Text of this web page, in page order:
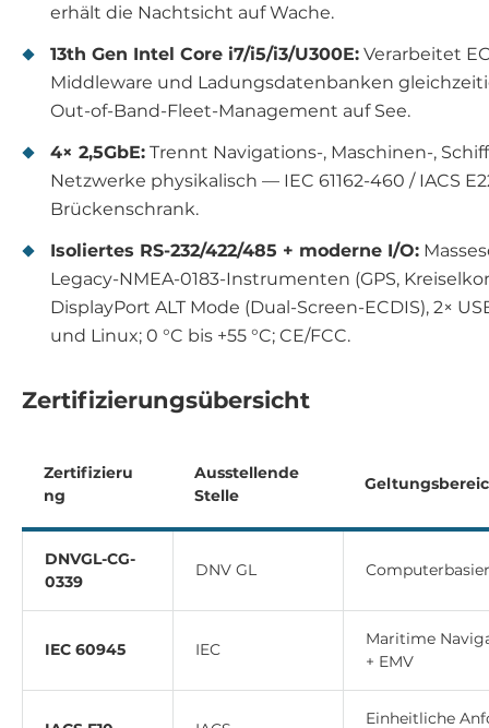
erhält die Nachtsicht auf Wache.
13th Gen Intel Core i7/i5/i3/U300E: Verarbeitet
Middleware und Ladungsdatenbanken
Out-of-Band-Fleet-Management auf See.
4× 2,5GbE: Trennt Navigations-, Maschinen-,
Netzwerke physikalisch — IEC 61162-460 / IACS
Brückenschrank.
Isoliertes RS-232/422/485 + moderne I/O:
Legacy-NMEA-0183-Instrumenten (GPS,
DisplayPort ALT Mode (Dual-Screen-ECDIS), 2×
und Linux; 0 °C bis +55 °C; CE/FCC.
Zertifizierungsübersicht
Zertifizieru
ng
Ausstellende
Stelle
DNVGL-CG-
0339
DNV GL
IEC 60945 IEC
Maritime
+ EMV
Einheitliche